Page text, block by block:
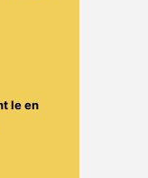
leen